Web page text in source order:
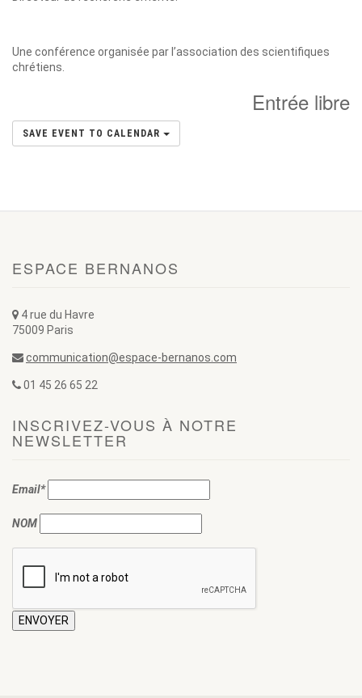
Une conférence organisée par l’association des scientifiques
chrétiens.
Entrée libre
SAVE EVENT TO CALENDAR
ESPACE BERNANOS
4 rue du Havre
75009 Paris
communication@espace-bernanos.com
01 45 26 65 22
INSCRIVEZ-VOUS À NOTRE
NEWSLETTER
Email*
NOM